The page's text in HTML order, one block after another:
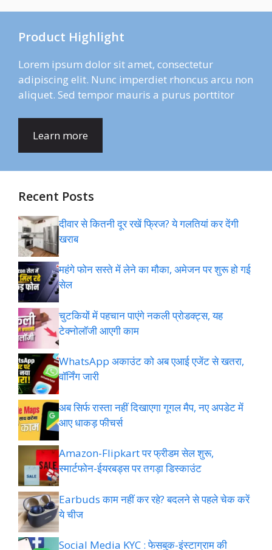
Product Highlight
Lorem ipsum dolor sit amet, consectetur
adipiscing elit. Nunc imperdiet rhoncus arcu non
aliquet. Sed tempor mauris a purus porttitor
Learn more
Recent Posts
दीवार से कितनी दूर रखें फ्रिज? ये गलतियां कर देंगी
खराब
महंगे फोन सस्ते में लेने का मौका, अमेजन पर शुरू हो गई
सेल
चुटकियों में पहचान पाएंगे नकली प्रोडक्ट्स, यह
टेक्नोलॉजी आएगी काम
WhatsApp अकाउंट को अब एआई एजेंट से खतरा,
वॉर्निंग जारी
अब सिर्फ रास्ता नहीं दिखाएगा गूगल मैप, नए अपडेट में
आए धाकड़ फीचर्स
Amazon-Flipkart पर फ्रीडम सेल शुरू,
स्मार्टफोन-ईयरबड्स पर तगड़ा डिस्काउंट
Earbuds काम नहीं कर रहे? बदलने से पहले चेक करें
ये चीज
Social Media KYC : फेसबुक-इंस्टाग्राम की